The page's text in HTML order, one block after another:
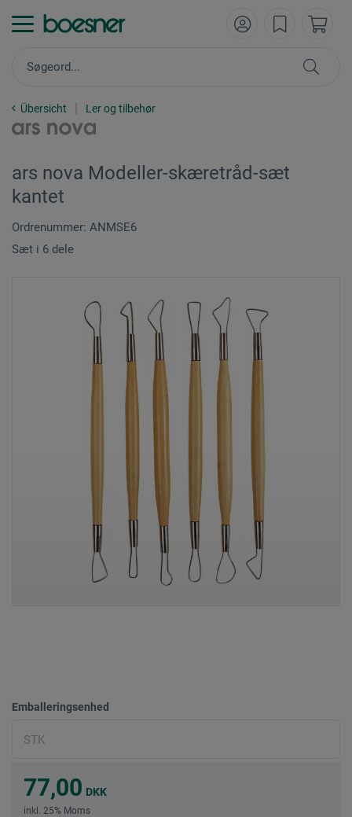
Übersicht Ler og tilbehør
ars nova Modeller-skæretråd-sæt
kantet
Ordrenummer: ANMSE6
Sæt i 6 dele
Emballeringsenhed
77,00 DKK
inkl. 25% Moms